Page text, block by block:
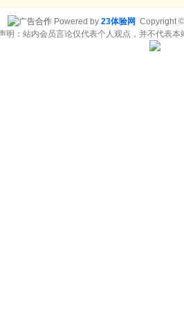
Powered by 23体验网 Copyright
明：站内会员言论仅代表个人观点，并不代表本